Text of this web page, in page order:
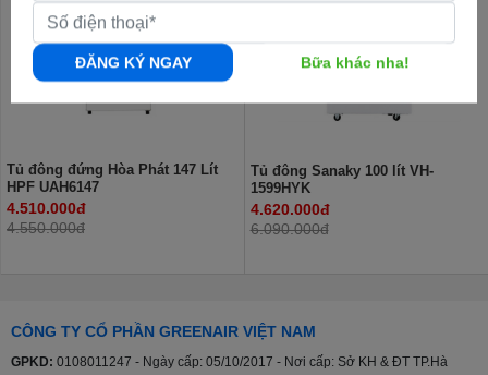
Tủ đông đứng Hòa Phát 147 Lít
HPF UAH6147
4.510.000đ
4.550.000đ
Tủ đông Sanaky 100 lít VH-
1599HYK
4.620.000đ
6.090.000đ
CÔNG TY CỔ PHẦN GREENAIR VIỆT NAM
GPKD: 0108011247 - Ngày cấp: 05/10/2017 - Nơi cấp: Sở KH & ĐT TP.Hà
ĐĂNG KÝ NGAY Bữa khác nha!